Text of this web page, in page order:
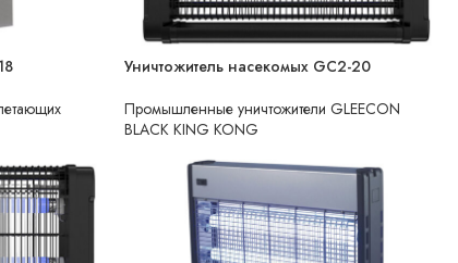
НЕТ В НАЛИЧИИ
Уничтожитель насекомых GC2-20
Промышленные уничтожители GLEECON
BLACK KING KONG